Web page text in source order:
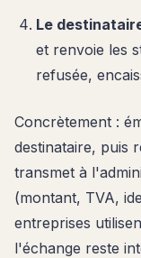
Le
et renvoie les
refusée,
Concrètement :
destinataire, puis
transmet à
(montant, TVA,
entreprises
l'échange reste